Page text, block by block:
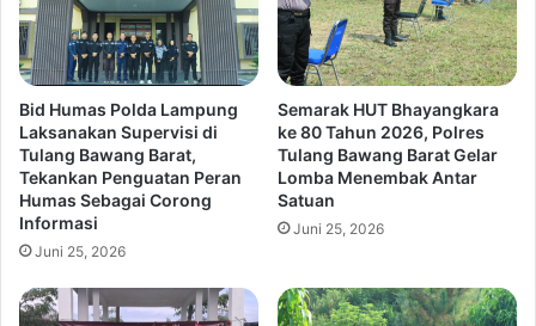
Bid Humas Polda Lampung
Laksanakan Supervisi di
Tulang Bawang Barat,
Tekankan Penguatan Peran
Humas Sebagai Corong
Informasi
Juni 25, 2026
Semarak HUT Bhayangkara
ke 80 Tahun 2026, Polres
Tulang Bawang Barat Gelar
Lomba Menembak Antar
Satuan
Juni 25, 2026